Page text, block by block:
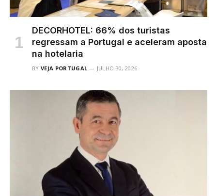
DECORHOTEL: 66% dos turistas
regressam a Portugal e aceleram aposta
na hotelaria
BY VEJA PORTUGAL JULHO 30, 2026